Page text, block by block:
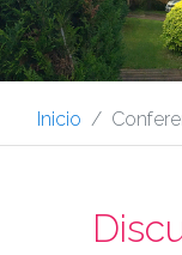
Inicio